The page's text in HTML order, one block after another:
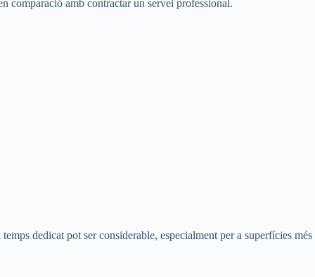
comparació amb contractar un servei professional.
dedicat pot ser considerable, especialment per a superfícies més